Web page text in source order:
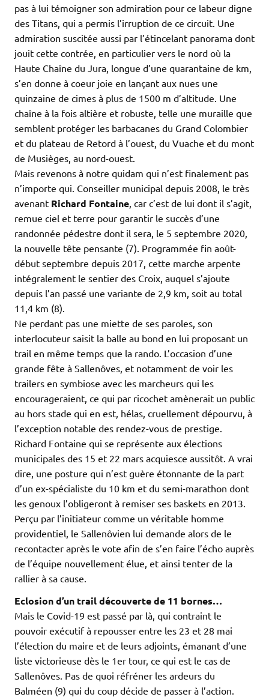
pas à lui témoigner son admiration pour ce labeur digne
des Titans, qui a permis l’irruption de ce circuit. Une
admiration suscitée aussi par l’étincelant panorama dont
jouit cette contrée, en particulier vers le nord où la
Haute Chaîne du Jura, longue d’une quarantaine de km,
s’en donne à coeur joie en lançant aux nues une
quinzaine de cimes à plus de 1500 m d’altitude. Une
chaîne à la fois altière et robuste, telle une muraille que
semblent protéger les barbacanes du Grand Colombier
et du plateau de Retord à l’ouest, du Vuache et du mont
de Musièges, au nord-ouest.
Mais revenons à notre quidam qui n’est finalement pas
n’importe qui. Conseiller municipal depuis 2008, le très
avenant Richard Fontaine, car c’est de lui dont il s’agit,
remue ciel et terre pour garantir le succès d’une
randonnée pédestre dont il sera, le 5 septembre 2020,
la nouvelle tête pensante (7). Programmée fin août-
début septembre depuis 2017, cette marche arpente
intégralement le sentier des Croix, auquel s’ajoute
depuis l’an passé une variante de 2,9 km, soit au total
11,4 km (8).
Ne perdant pas une miette de ses paroles, son
interlocuteur saisit la balle au bond en lui proposant un
trail en même temps que la rando. L’occasion d’une
grande fête à Sallenôves, et notamment de voir les
trailers en symbiose avec les marcheurs qui les
encourageraient, ce qui par ricochet amènerait un public
au hors stade qui en est, hélas, cruellement dépourvu, à
l’exception notable des rendez-vous de prestige.
Richard Fontaine qui se représente aux élections
municipales des 15 et 22 mars acquiesce aussitôt. A vrai
dire, une posture qui n’est guère étonnante de la part
d’un ex-spécialiste du 10 km et du semi-marathon dont
les genoux l’obligeront à remiser ses baskets en 2013.
Perçu par l’initiateur comme un véritable homme
providentiel, le Sallenôvien lui demande alors de le
recontacter après le vote afin de s’en faire l’écho auprès
de l’équipe nouvellement élue, et ainsi tenter de la
rallier à sa cause.
Eclosion d’un trail découverte de 11 bornes…
Mais le Covid-19 est passé par là, qui contraint le
pouvoir exécutif à repousser entre les 23 et 28 mai
l’élection du maire et de leurs adjoints, émanant d’une
liste victorieuse dès le 1er tour, ce qui est le cas de
Sallenôves. Pas de quoi réfréner les ardeurs du
Balméen (9) qui du coup décide de passer à l’action.